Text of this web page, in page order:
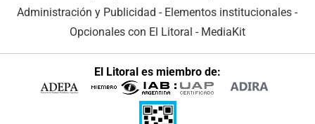
Administración y Publicidad - Elementos institucionales -
Opcionales con El Litoral - MediaKit
El Litoral es miembro de: